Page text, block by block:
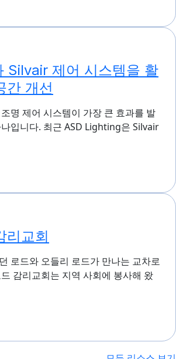
Silvair 제어 시스템을 활
간 개선
명 제어 시스템이 가장 큰 효과를 발
입니다. 최근 ASD Lighting은 Silvair
리교회
로드와 오들리 로드가 만나는 교차로
감리교회는 지역 사회에 봉사해 왔